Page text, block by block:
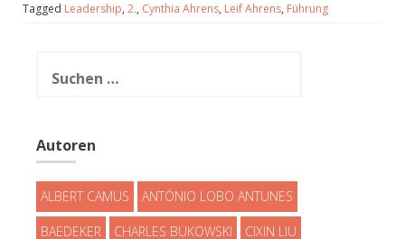
Tagged Leadership, 2., Cynthia Ahrens, Leif Ahrens, Führung
nach:
Autoren
ALBERT CAMUS ANTÓNIO LOBO ANTUNES
BAEDEKER CHARLES BUKOWSKI CIXIN LIU